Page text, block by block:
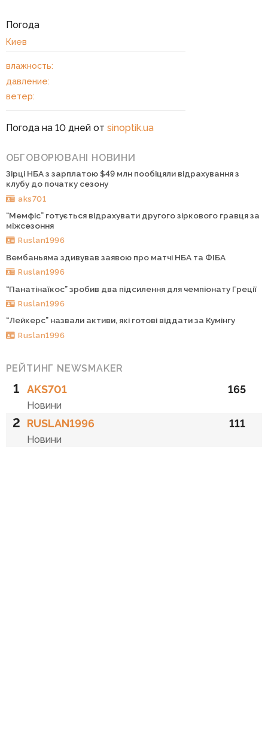
Погода
Киев
влажность:
давление:
ветер:
Погода на 10 дней от sinoptik.ua
ОБГОВОРЮВАНІ НОВИНИ
Зірці НБА з зарплатою $49 млн пообіцяли відрахування з
клубу до початку сезону
aks701
“Мемфіс” готується відрахувати другого зіркового гравця за
міжсезоння
Ruslan1996
Вембаньяма здивував заявою про матчі НБА та ФІБА
Ruslan1996
“Панатінаїкос” зробив два підсилення для чемпіонату Греції
Ruslan1996
“Лейкерс” назвали активи, які готові віддати за Кумінгу
Ruslan1996
РЕЙТИНГ NEWSMAKER
1 AKS701
Новини
165
2 RUSLAN1996
Новини
111